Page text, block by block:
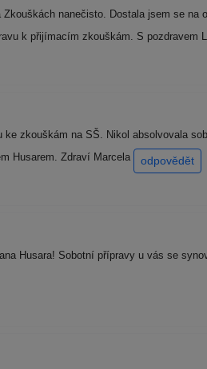
nanečisto. Dostala jsem se
k přijímacím zkouškám. S pozdravem
zkouškám na SŠ. Nikol absolvovala
Husarem. Zdraví Marcela
odpovědět
Husara! Sobotní přípravy u vás se